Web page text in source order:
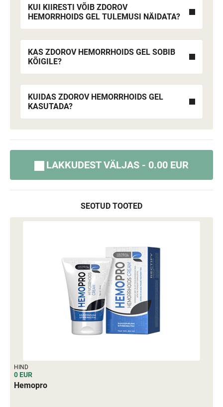
KUI KIIRESTI VÕIB ZDOROV
HEMORRHOIDS GEL TULEMUSI NÄIDATA?
KAS ZDOROV HEMORRHOIDS GEL SOBIB
KÕIGILE?
KUIDAS ZDOROV HEMORRHOIDS GEL
KASUTADA?
LAKKUDEST VÄLJAS - 0.00 EUR
SEOTUD TOOTED
HIND
0 EUR
Hemopro